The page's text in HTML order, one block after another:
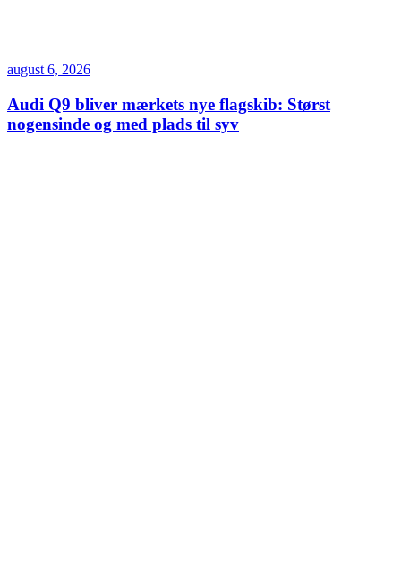
august 6, 2026
Audi Q9 bliver mærkets nye flagskib: Størst
nogensinde og med plads til syv